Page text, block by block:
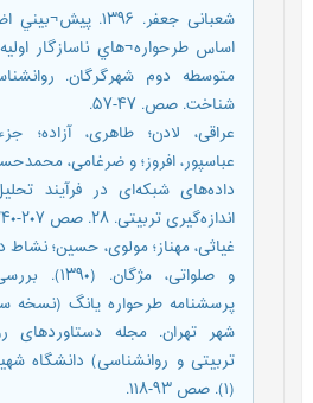
شعبانی جعفر. ۱۳۹۶.
اساس طرحواره¬هاي ناسازگار
متوسطه دوم شهرگرگان.
شناخت. صص. ۴۷-۵۷.
عراقی، لادن؛ طاهری، آزاده؛
داده‌های شبکه‌ای در فرآیند
اندازه‌گیری تربیتی. ۲۸. صص ۲۰۷-۲۴۰.
غیاثی، مهناز؛ مولوی، حسین؛
و صلواتی،
پرسشنامه‌ طرحواره‌ یانگ (نسخه
شهر تهران. مجله دستاوردهای